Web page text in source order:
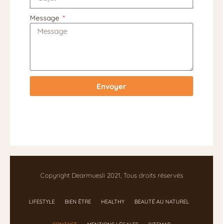
Message
Envoyer
Copyright Dearmuesli 2021, Tous droits réservés
LIFESTYLE BIEN ÊTRE HEALTHY BEAUTÉ AU NATUREL